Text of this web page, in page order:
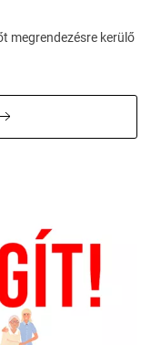
megrendezésre kerülő